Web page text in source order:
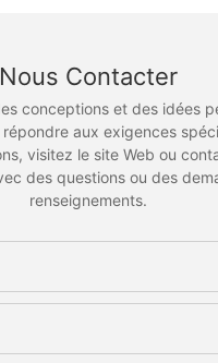
Nous Contacter
conceptions et des idées
aux exigences
visitez le site Web ou
des questions ou des
renseignements.